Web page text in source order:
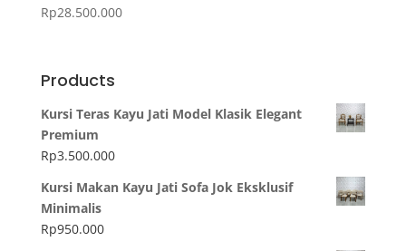
Rp28.500.000
Products
Kursi Teras Kayu Jati Model Klasik Elegant
Premium
Rp3.500.000
Kursi Makan Kayu Jati Sofa Jok Eksklusif
Minimalis
Rp950.000